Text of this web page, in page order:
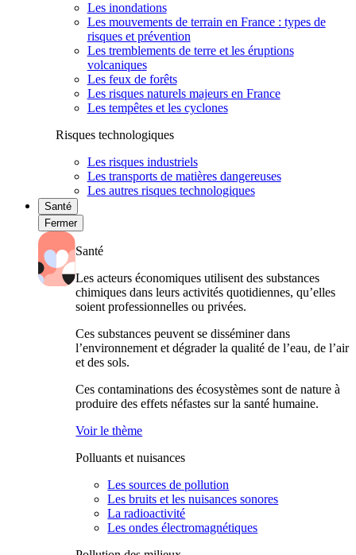
Les inondations
Les mouvements de terrain en France : types de
risques et prévention
Les tremblements de terre et les éruptions
volcaniques
Les feux de forêts
Les risques naturels majeurs en France
Les tempêtes et les cyclones
Risques technologiques
Les risques industriels
Les transports de matières dangereuses
Les autres risques technologiques
Santé
Fermer
Santé
Les acteurs économiques utilisent des substances
chimiques dans leurs activités quotidiennes, qu’elles
soient professionnelles ou privées.
Ces substances peuvent se disséminer dans
l’environnement et dégrader la qualité de l’eau, de l’air
et des sols.
Ces contaminations des écosystèmes sont de nature à
produire des effets néfastes sur la santé humaine.
Voir le thème
Polluants et nuisances
Les sources de pollution
Les bruits et les nuisances sonores
La radioactivité
Les ondes électromagnétiques